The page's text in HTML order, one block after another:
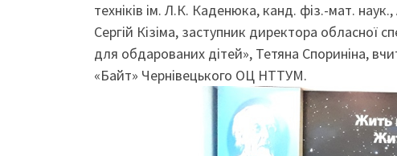
техніків ім. Л.К. Каденюка, канд. фіз.-мат.
Сергій Кізіма, заступник директора обласної
для обдарованих дітей», Тетяна Спориніна,
«Байт» Чернівецького ОЦ НТТУМ.